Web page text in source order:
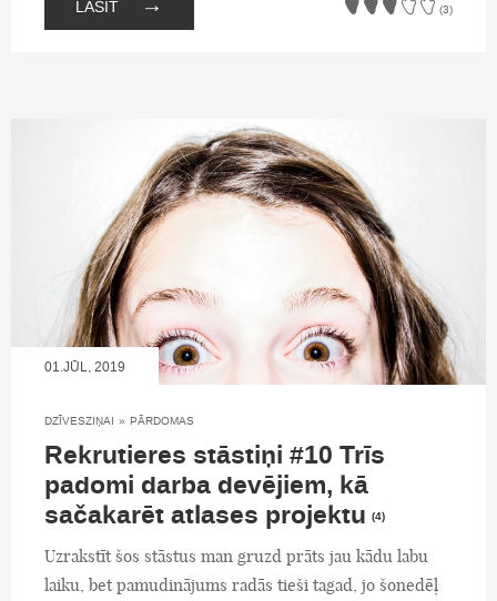
LASĪT
(3)
01.JŪL, 2019
DZĪVESZIŅAI » PĀRDOMAS
Rekrutieres stāstiņi #10 Trīs
padomi darba devējiem, kā
sačakarēt atlases projektu (4)
Uzrakstīt šos stāstus man gruzd prāts jau kādu labu
laiku, bet pamudinājums radās tieši tagad, jo šonedēļ